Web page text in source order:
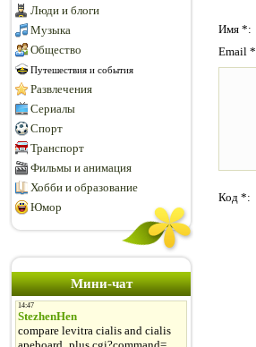
Люди и блоги
Музыка
Общество
Путешествия и события
Развлечения
Сериалы
Спорт
Транспорт
Фильмы и анимация
Хобби и образование
Юмор
Мини-чат
Имя *:
Email
Код *: